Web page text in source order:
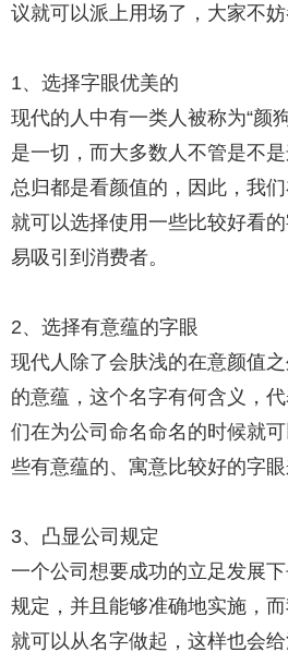
议就可以派上用场了，大家不妨
1、选择字眼优美的
现代的人中有一类人被称为“颜
是一切，而大多数人不管是不
总归都是看颜值的，因此，我
就可以选择使用一些比较好看
易吸引到消费者。
2、选择有意蕴的字眼
现代人除了会肤浅的在意颜值
的意蕴，这个名字有何含义，
们在为公司命名命名的时候就
些有意蕴的、寓意比较好的字眼
3、凸显公司规定
一个公司想要成功的立足发展
规定，并且能够准确地实施，
就可以从名字做起，这样也会